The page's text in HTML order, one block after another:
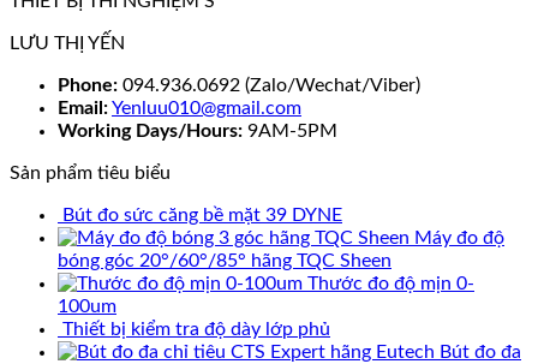
LƯU THỊ YẾN
Phone: 094.936.0692 (Zalo/Wechat/Viber)
Email:Yenluu010@gmail.com
Working Days/Hours: 9AM-5PM
Sản phẩm tiêu biểu
Bút đo sức căng bề mặt 39 DYNE
Máy đo độ
bóng góc 20°/60°/85° hãng TQC Sheen
Thước đo độ mịn 0-
100um
Thiết bị kiểm tra độ dày lớp phủ
Bút đo đa